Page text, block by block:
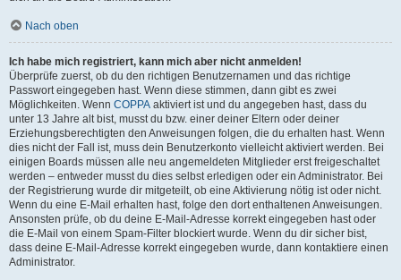
Nach oben
Ich habe mich registriert, kann mich aber nicht anmelden!
Überprüfe zuerst, ob du den richtigen Benutzernamen und das richtige
Passwort eingegeben hast. Wenn diese stimmen, dann gibt es zwei
Möglichkeiten. Wenn COPPA aktiviert ist und du angegeben hast, dass du
unter 13 Jahre alt bist, musst du bzw. einer deiner Eltern oder deiner
Erziehungsberechtigten den Anweisungen folgen, die du erhalten hast. Wenn
dies nicht der Fall ist, muss dein Benutzerkonto vielleicht aktiviert werden. Bei
einigen Boards müssen alle neu angemeldeten Mitglieder erst freigeschaltet
werden – entweder musst du dies selbst erledigen oder ein Administrator. Bei
der Registrierung wurde dir mitgeteilt, ob eine Aktivierung nötig ist oder nicht.
Wenn du eine E-Mail erhalten hast, folge den dort enthaltenen Anweisungen.
Ansonsten prüfe, ob du deine E-Mail-Adresse korrekt eingegeben hast oder
die E-Mail von einem Spam-Filter blockiert wurde. Wenn du dir sicher bist,
dass deine E-Mail-Adresse korrekt eingegeben wurde, dann kontaktiere einen
Administrator.